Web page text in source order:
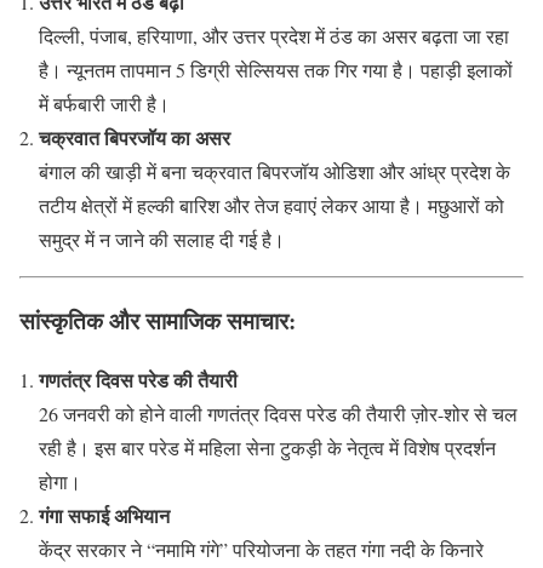
दिल्ली, पंजाब, हरियाणा, और उत्तर प्रदेश में ठंड का असर बढ़ता जा रहा
है। न्यूनतम तापमान 5 डिग्री सेल्सियस तक गिर गया है। पहाड़ी इलाकों
में बर्फबारी जारी है।
चक्रवात बिपरजॉय का असर
बंगाल की खाड़ी में बना चक्रवात बिपरजॉय ओडिशा और आंध्र प्रदेश के
तटीय क्षेत्रों में हल्की बारिश और तेज हवाएं लेकर आया है। मछुआरों को
समुद्र में न जाने की सलाह दी गई है।
सांस्कृतिक और सामाजिक समाचार:
गणतंत्र दिवस परेड की तैयारी
26 जनवरी को होने वाली गणतंत्र दिवस परेड की तैयारी ज़ोर-शोर से चल
रही है। इस बार परेड में महिला सेना टुकड़ी के नेतृत्व में विशेष प्रदर्शन
होगा।
गंगा सफाई अभियान
केंद्र सरकार ने “नमामि गंगे” परियोजना के तहत गंगा नदी के किनारे